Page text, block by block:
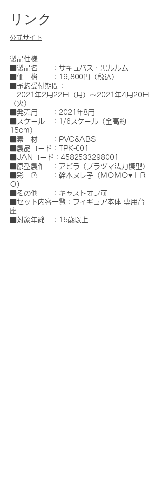
リンク
公式サイト
製品仕様
■製品名 ：サキュバス・黒ルルム
■価 格 ：19,800円（税込）
■予約受付期間：
2021年2月22日（月）～2021年4月20日
（火）
■発売月 ：2021年8月
■スケール ：1/6スケール（全高約
15cm）
■素 材 ：PVC&ABS
■製品コード：TPK-001
■JANコード：4582533298001
■原型製作 ：アビラ（プラヅマ法力模型）
■彩 色 ：幹本ヌレ子（ＭＯＭＯ♥ＩＲ
Ｏ)
■その他 ：キャストオフ可
■セット内容一覧：フィギュア本体 専用台
座
■対象年齢 ：15歳以上